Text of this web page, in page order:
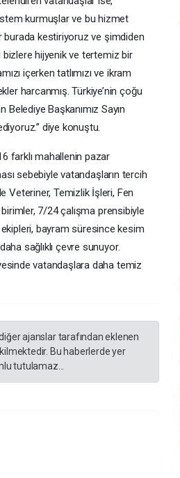
kurmuşlar ve bu hizmet
burada kestiriyoruz ve şimdiden
bizlere hijyenik ve tertemiz bir
içerken tatlımızı ve ikram
harcanmış. Türkiye’nin çoğu
Başkanımız Sayın
diye konuştu.
farklı mahallenin pazar
sebebiyle vatandaşların tercih
Veteriner, Temizlik İşleri, Fen
7/24 çalışma prensibiyle
bayram süresince kesim
sağlıklı çevre sunuyor.
vatandaşlara daha temiz
ajanslar tarafından eklenen
Bu haberlerde yer
tutulamaz...